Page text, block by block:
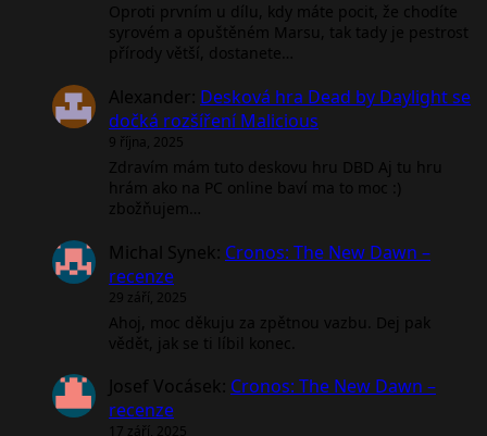
Oproti prvním u dílu, kdy máte pocit, že chodíte
syrovém a opuštěném Marsu, tak tady je pestrost
přírody větší, dostanete…
Alexander: Desková hra Dead by Daylight se
dočká rozšíření Malicious
9 října, 2025
Zdravím mám tuto deskovu hru DBD Aj tu hru
hrám ako na PC online baví ma to moc :)
zbožňujem…
Michal Synek: Cronos: The New Dawn –
recenze
29 září, 2025
Ahoj, moc děkuju za zpětnou vazbu. Dej pak
vědět, jak se ti líbil konec.
Josef Vocásek: Cronos: The New Dawn –
recenze
17 září, 2025